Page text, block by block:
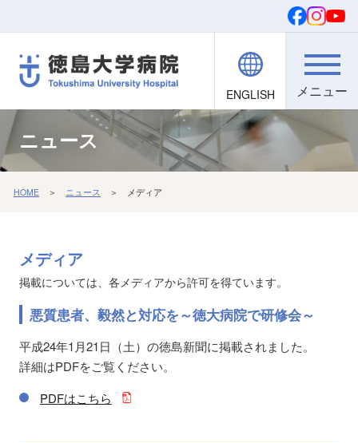
ご寄付
ENGLISH 検索
院内職員向け
文字・背景
ニュース
HOME ＞ ニュース ＞ メディア
メディア
掲載については、各メディアから許可を得ています。
悪質患者、毅然と対応を～徳大病院で研修会～
平成24年1月21日（土）の徳島新聞に掲載されました。
詳細はPDFをご覧ください。
PDFはこちら